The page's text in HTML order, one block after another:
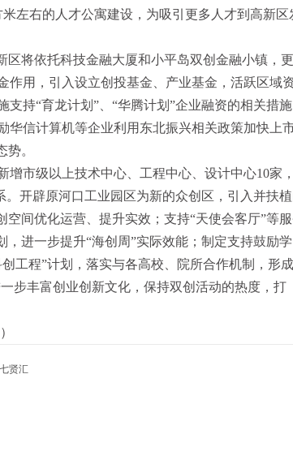
左右的人才公寓建设，为吸引更多人才到高新区
区将依托科技金融大厦和小平岛双创金融小镇，
作用，引入设立创投基金、产业基金，活跃区域
持“育龙计划”、“华腾计划”企业融资的相关措施
华信计算机等企业利用东北振兴相关政策加快上
。
增市级以上技术中心、工程中心、设计中心10家
。开辟原河口工业园区为新的众创区，引入并扶植
空间优化运营、提升实效；支持“天使会客厅”等
，进一步提升“海创周”实际效能；制定支持鼓励学
工程”计划，落实与各高校、院所合作机制，形
步丰富创业创新文化，保持双创活动的热度，打
）
七贤汇